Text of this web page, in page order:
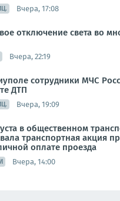
Вчера, 17:08
отключение света во
Вчера, 22:19
сотрудники МЧС
ДТП
Вчера, 19:09
в общественном
транспортная акция
оплате проезда
Вчера, 14:00